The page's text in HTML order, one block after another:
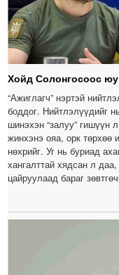
Хойд Солонгосоос
“Ажиглагч” нэртэй
боддог. Нийтлэлүүдийг
шинэхэн “залуу” гишүүн
жинхэнэ ояа, орк төрхөө
нөхрийг. Уг нь буриад
хангалттай хядсан л
цайруулаад бараг